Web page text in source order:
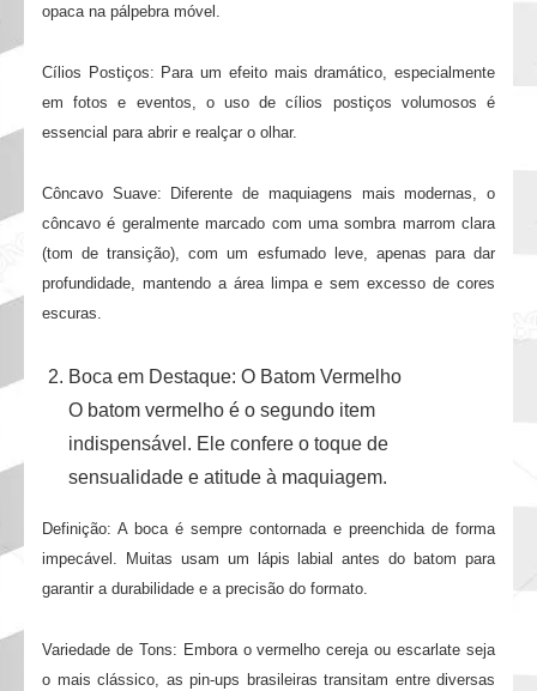
opaca na pálpebra móvel.
Cílios Postiços: Para um efeito mais dramático, especialmente
em fotos e eventos, o uso de cílios postiços volumosos é
essencial para abrir e realçar o olhar.
Côncavo Suave: Diferente de maquiagens mais modernas, o
côncavo é geralmente marcado com uma sombra marrom clara
(tom de transição), com um esfumado leve, apenas para dar
profundidade, mantendo a área limpa e sem excesso de cores
escuras.
Boca em Destaque: O Batom Vermelho
O batom vermelho é o segundo item
indispensável. Ele confere o toque de
sensualidade e atitude à maquiagem.
Definição: A boca é sempre contornada e preenchida de forma
impecável. Muitas usam um lápis labial antes do batom para
garantir a durabilidade e a precisão do formato.
Variedade de Tons: Embora o vermelho cereja ou escarlate seja
o mais clássico, as pin-ups brasileiras transitam entre diversas